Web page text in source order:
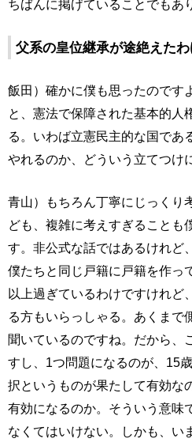
ちばんに掲げていることでもあ
父系の皇位継承が途絶えた
飯田）確かに僕も思ったのです
と、憲法で保障された基本的人
る。いわば立憲民主的な国であ
やれるのか、どういう立てつけ
青山）もちろん丁寧にじっくり
ども、複雑に考えすぎることも
す。非公式な話ではあるけれど
僕たちと同じ戸籍に戸籍を作っ
以上過ぎているわけですけれど
る方もいらっしゃる。あくまで
聞いているのですね。だから、
すし、1つ問題になるのが、15
択というものが果たして有効な
有効になるのか。そういう意味
なくてはいけない。しかも、い